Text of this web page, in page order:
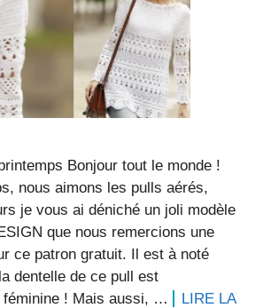
Bonjour tout le monde !
nous aimons les pulls aérés,
je vous ai déniché un joli modèle
que nous remercions une
ce patron gratuit. Il est à noté
dentelle de ce pull est
féminine ! Mais aussi, …
LIRE LA